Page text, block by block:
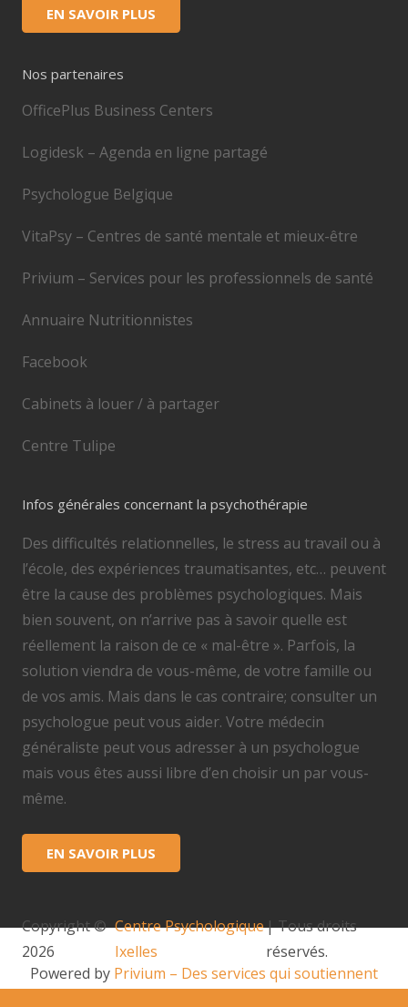
EN SAVOIR PLUS
Nos partenaires
OfficePlus Business Centers
Logidesk – Agenda en ligne partagé
Psychologue Belgique
VitaPsy – Centres de santé mentale et mieux-être
Privium – Services pour les professionnels de santé
Annuaire Nutritionnistes
Facebook
Cabinets à louer / à partager
Centre Tulipe
Infos générales concernant la psychothérapie
Des difficultés relationnelles, le stress au travail ou à
l’école, des expériences traumatisantes, etc… peuvent
être la cause des problèmes psychologiques. Mais
bien souvent, on n’arrive pas à savoir quelle est
réellement la raison de ce « mal-être ». Parfois, la
solution viendra de vous-même, de votre famille ou
de vos amis. Mais dans le cas contraire; consulter un
psychologue peut vous aider. Votre médecin
généraliste peut vous adresser à un psychologue
mais vous êtes aussi libre d’en choisir un par vous-
même.
EN SAVOIR PLUS
Copyright ©
2026
Centre Psychologique
Ixelles
| Tous droits
réservés.
Powered by Privium – Des services qui soutiennent